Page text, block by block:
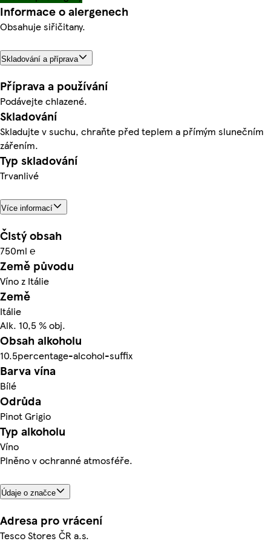
Informace o alergenech
Obsahuje siřičitany.
Skladování a příprava
Příprava a používání
Podávejte chlazené.
Skladování
Skladujte v suchu, chraňte před teplem a přímým slunečním
zářením.
Typ skladování
Trvanlivé
Více informací
Čistý obsah
750ml ℮
Země původu
Víno z Itálie
Země
Itálie
Alk. 10,5 % obj.
Obsah alkoholu
10.5percentage-alcohol-suffix
Barva vína
Bílé
Odrůda
Pinot Grigio
Typ alkoholu
Víno
Plněno v ochranné atmosféře.
Údaje o značce
Adresa pro vrácení
Tesco Stores ČR a.s.